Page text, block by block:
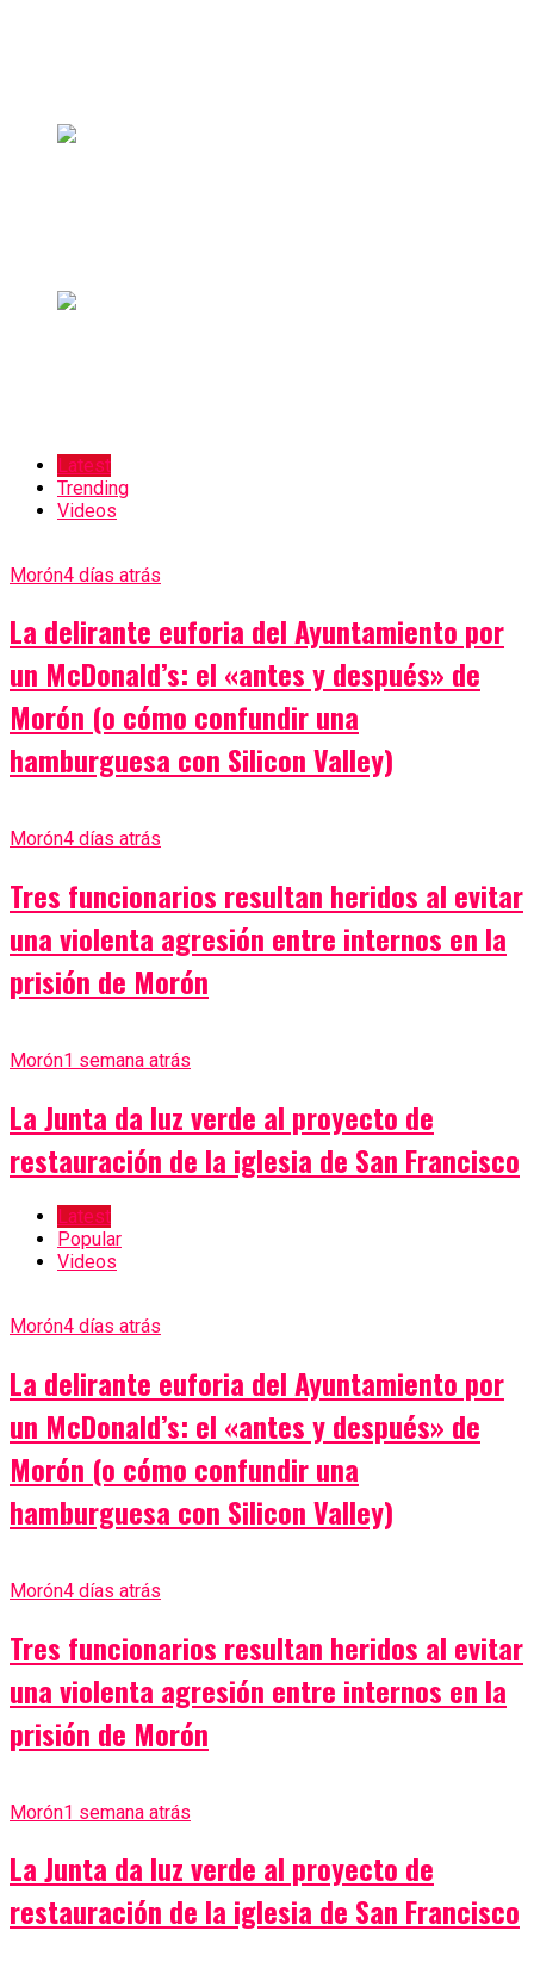
Latest
Trending
Videos
Morón4 días atrás
La delirante euforia del Ayuntamiento por
un McDonald’s: el «antes y después» de
Morón (o cómo confundir una
hamburguesa con Silicon Valley)
Morón4 días atrás
Tres funcionarios resultan heridos al evitar
una violenta agresión entre internos en la
prisión de Morón
Morón1 semana atrás
La Junta da luz verde al proyecto de
restauración de la iglesia de San Francisco
Latest
Popular
Videos
Morón4 días atrás
La delirante euforia del Ayuntamiento por
un McDonald’s: el «antes y después» de
Morón (o cómo confundir una
hamburguesa con Silicon Valley)
Morón4 días atrás
Tres funcionarios resultan heridos al evitar
una violenta agresión entre internos en la
prisión de Morón
Morón1 semana atrás
La Junta da luz verde al proyecto de
restauración de la iglesia de San Francisco